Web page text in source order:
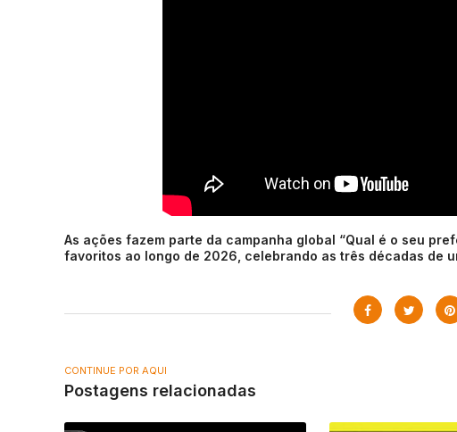
As ações fazem parte da campanha global “Qual é o seu
favoritos ao longo de 2026, celebrando as três décadas de
CONTINUE POR AQUI
Postagens relacionadas